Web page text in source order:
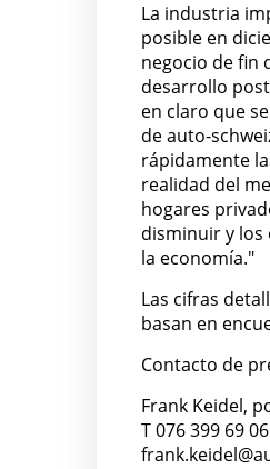
La industria
posible en
negocio de fin
desarrollo
en claro que
de auto-
rápidamente
realidad del
hogares
disminuir y los
la economía."
Las cifras
basan en
Contacto de
Frank Keidel,
T 076 399 69 06